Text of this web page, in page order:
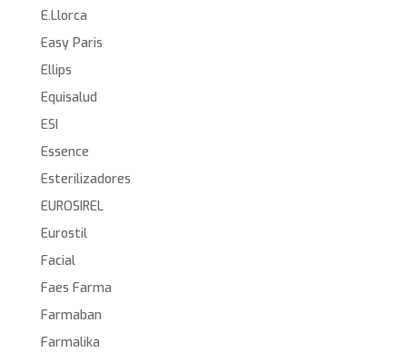
E.Llorca
Easy Paris
Ellips
Equisalud
ESI
Essence
Esterilizadores
EUROSIREL
Eurostil
Facial
Faes Farma
Farmaban
Farmalika